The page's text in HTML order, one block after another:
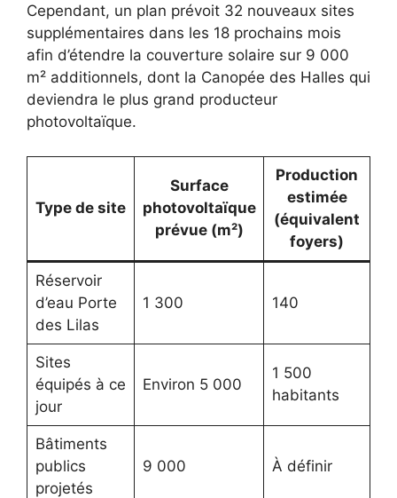
Cependant, un plan prévoit 32 nouveaux sites
supplémentaires dans les 18 prochains mois
afin d’étendre la couverture solaire sur 9 000
m² additionnels, dont la Canopée des Halles qui
deviendra le plus grand producteur
photovoltaïque.
Type de site
Surface
photovoltaïque
prévue (m²)
Production
estimée
(équivalent
foyers)
Réservoir
d’eau Porte
des Lilas
1 300 140
Sites
équipés à ce
jour
Environ 5 000
1 500
habitants
Bâtiments
publics
projetés
9 000 À définir